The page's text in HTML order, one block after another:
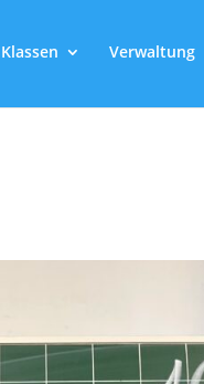
Klassen Verwaltung